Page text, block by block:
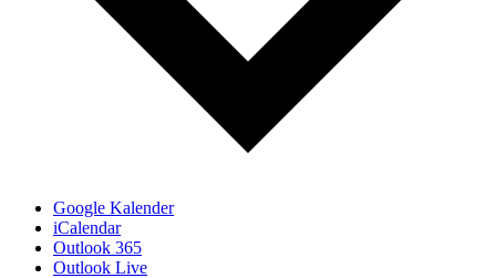
Google Kalender
iCalendar
Outlook 365
Outlook Live